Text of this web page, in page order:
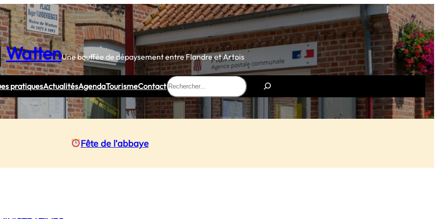
WattenUne bouffée de dépaysement entre Flandre et Artois
pratiquesActualitésAgendaTourismeContact
Rechercher
Fête de l’abbaye